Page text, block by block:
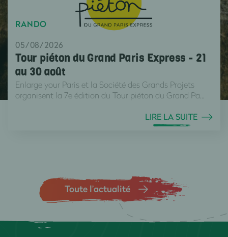
RANDO
05/08/2026
Tour piéton du Grand Paris Express - 21
au 30 août
Enlarge your Paris et la Société des Grands Projets
organisent la 7e édition du Tour piéton du Grand Pa...
LIRE LA SUITE
Toute l’actualité